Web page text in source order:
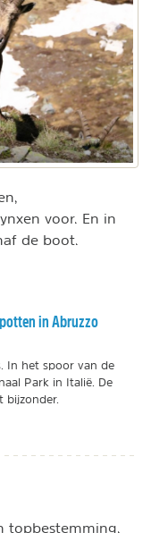
voor. En in
de boot.
in Abruzzo
In het spoor van de
Park in Italië. De
bijzonder.
topbestemming,